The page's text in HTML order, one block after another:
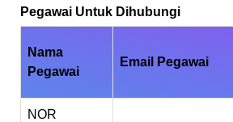
Pegawai Untuk Dihubungi
Nama
Pegawai
Email Pegawai
NOR